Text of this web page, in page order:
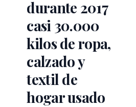
durante 2017
casi 30.000
kilos de ropa,
calzado y
textil de
hogar usado